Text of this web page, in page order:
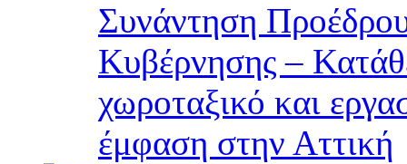
Συνάντηση
Κυβέρνησης –
χωροταξικό και
έμφαση στην Αττική